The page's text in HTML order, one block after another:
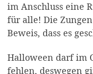
im Anschluss eine
für alle! Die
Beweis, dass es
Halloween darf im
fehlen, deswegen